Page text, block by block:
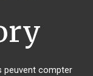
peuvent compter